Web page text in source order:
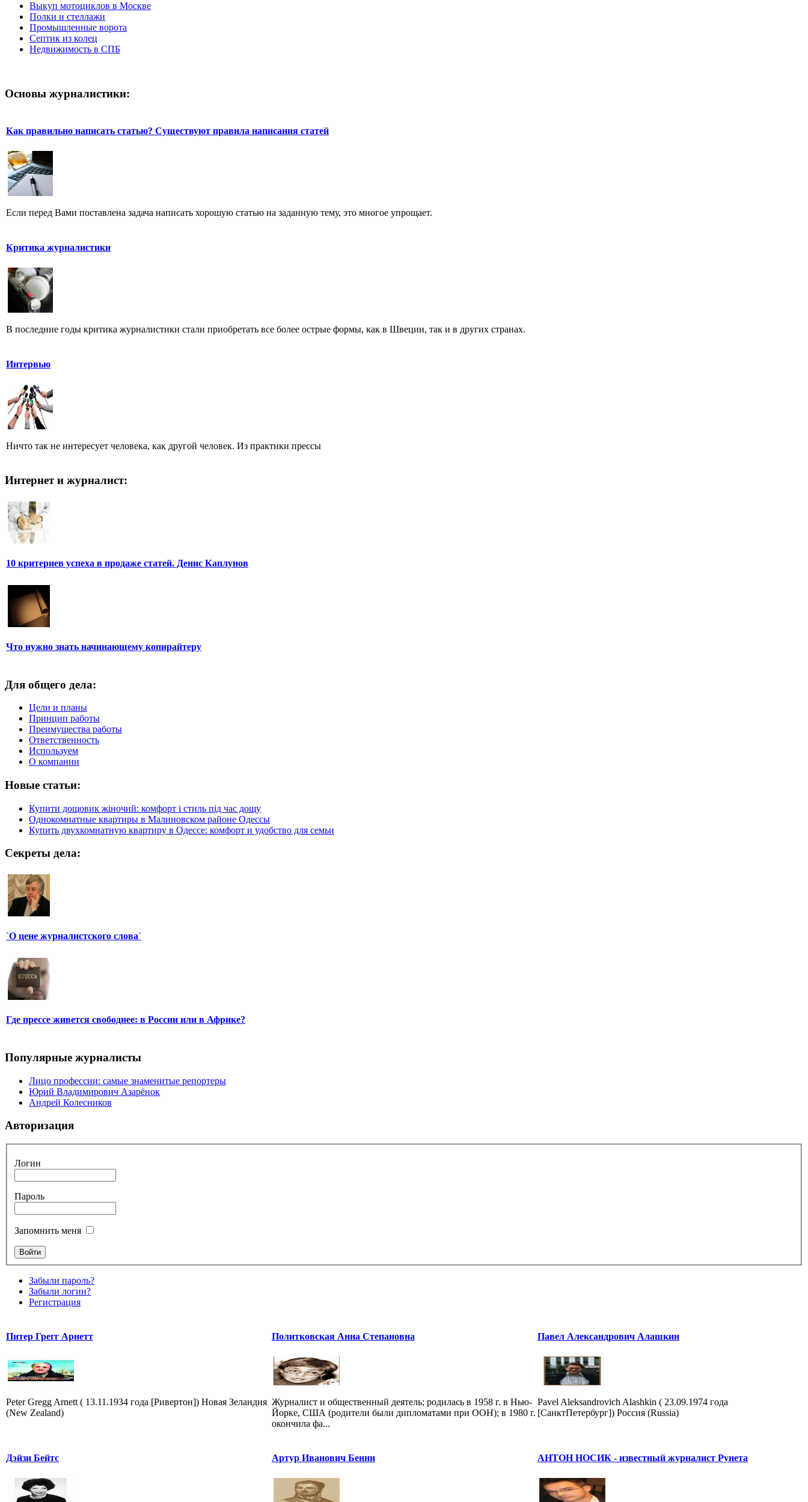
Выкуп мотоциклов в Москве
Полки и стеллажи
Промышленные ворота
Септик из колец
Недвижимость в СПБ
Основы журналистики:
Как правильно написать статью? Существуют правила написания статей
Если перед Вами поставлена задача написать хорошую статью на заданную тему, это многое упрощает.
Критика журналистики
В последние годы критика журналистики стали приобретать все более острые формы, как в Швеции, так и в других странах.
Интервью
Ничто так не интересует человека, как другой человек. Из практики прессы
Интернет и журналист:
10 критериев успеха в продаже статей. Денис Каплунов
Что нужно знать начинающему копирайтеру
Для общего дела:
Цели и планы
Принцип работы
Преимущества работы
Ответственность
Используем
О компании
Новые статьи:
Купити дощовик жіночий: комфорт і стиль під час дощу
Однокомнатные квартиры в Малиновском районе Одессы
Купить двухкомнатную квартиру в Одессе: комфорт и удобство для семьи
Секреты дела:
`О цене журналистского слова`
Где прессе живется свободнее: в России или в Африке?
Популярные журналисты
Лицо профессии: самые знаменитые репортеры
Юрий Владимирович Азарёнок
Андрей Колесников
Авторизация
Логин
Пароль
Запомнить меня
Забыли пароль?
Забыли логин?
Регистрация
Питер Грегг Арнетт
Peter Gregg Arnett ( 13.11.1934 года [Ривертон]) Новая Зеландия
(New Zealand)
Политковская Анна Степановна
Журналист и общественный деятель; родилась в 1958 г. в Нью-
Йорке, США (родители были дипломатами при ООН); в 1980 г.
окончила фа...
Павел Александрович Алашкин
Pavel Aleksandrovich Alashkin ( 23.09.1974 года
[СанктПетербург]) Россия (Russia)
Дэйзи Бейтс Артур Иванович Бенни АНТОН НОСИК - известный журналист Рунета